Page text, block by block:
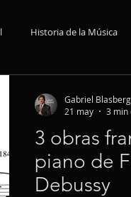
Historia de la Música
3 obras
piano de
Debussy
Gabriel Blasberg
21 may
3 min